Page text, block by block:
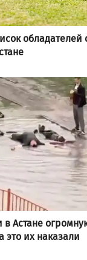
обладателей
Астане
это их наказали